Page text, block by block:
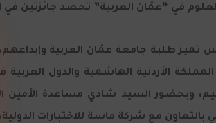
في “عمّان العربية” تحصد جائزتين في
الأردنية الهاشمية والدول العربية
وبحضور السيد شادي مساعدة الأمين
بالتعاون مع شركة ماسة للاختبارات